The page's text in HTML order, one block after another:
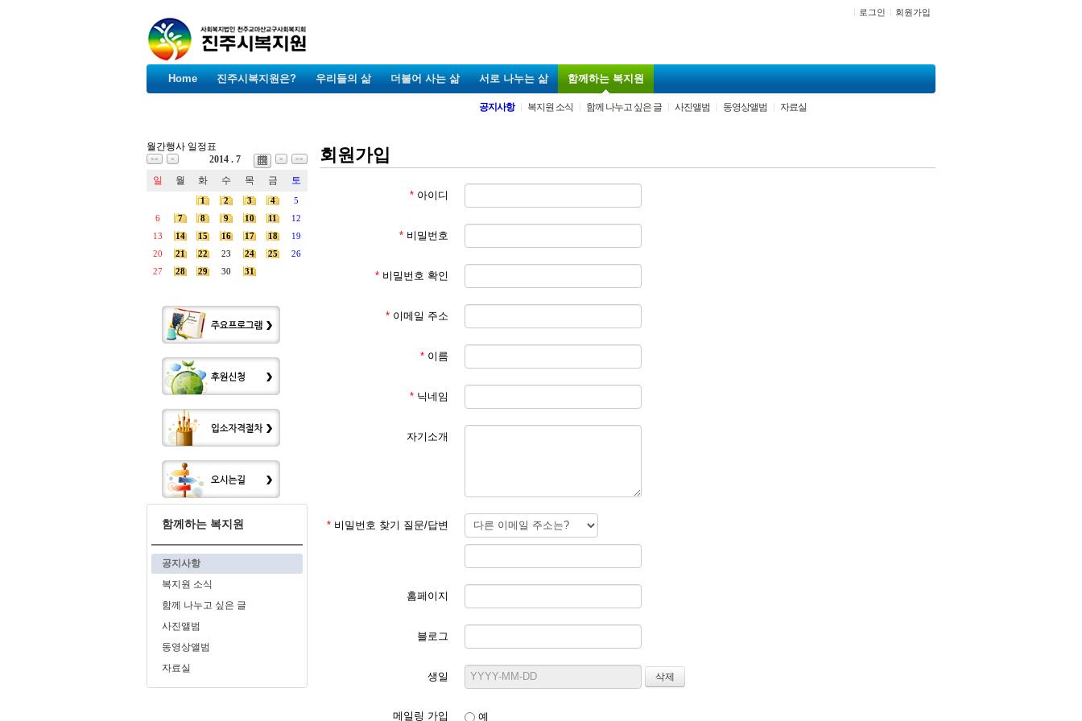
로그인 회원가입
Home 진주시복지원은? 우리들의 삶 더불어 사는 삶 서로 나누는 삶 함께하는 복지원
공지사항 복지원 소식 함께 나누고 싶은 글 사진앨범 동영상앨범 자료실
월간행사 일정표
<< < > >>
2014 . 7
일
월 화 수 목 금 토
1 2 3 4
5
6
7 8 9 10 11
12
13
14 15 16 17 18
19
20
21 22 23 24 25
26
27
28 29 30 31
함께하는 복지원
공지사항
복지원 소식
함께 나누고 싶은 글
사진앨범
동영상앨범
자료실
회원가입
* 아이디
* 비밀번호
* 비밀번호 확인
* 이메일 주소
* 이름
* 닉네임
자기소개
* 비밀번호 찾기 질문/답변
홈페이지
블로그
생일
메일링 가입 예